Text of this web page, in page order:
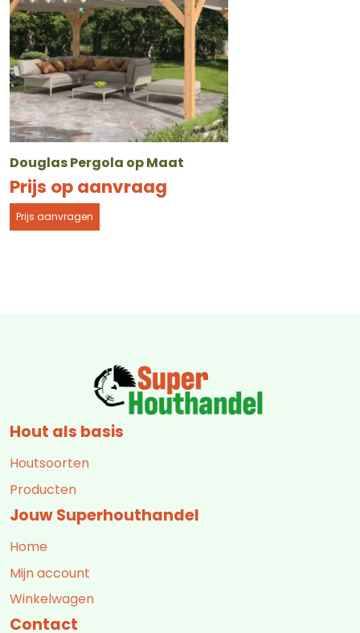
Douglas Pergola op Maat
Prijs op aanvraag
Prijs aanvragen
Hout als basis
Houtsoorten
Producten
Jouw Superhouthandel
Home
Mijn account
Winkelwagen
Contact